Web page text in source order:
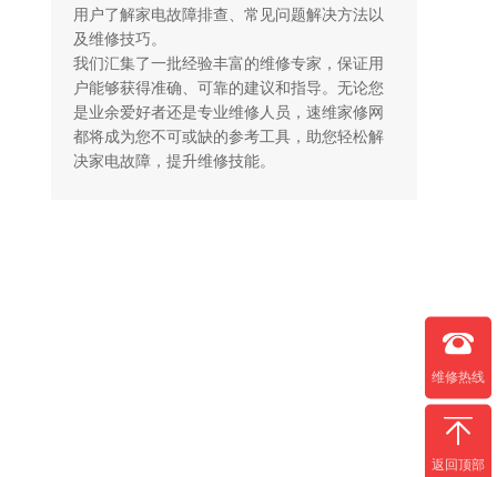
用户了解家电故障排查、常见问题解决方法以
及维修技巧。
我们汇集了一批经验丰富的维修专家，保证用
户能够获得准确、可靠的建议和指导。无论您
是业余爱好者还是专业维修人员，速维家修网
都将成为您不可或缺的参考工具，助您轻松解
决家电故障，提升维修技能。
维修热线
返回顶部